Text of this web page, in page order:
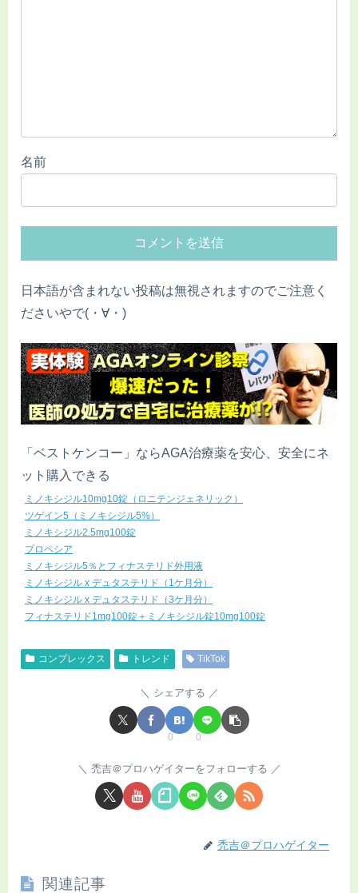
名前
日本語が含まれない投稿は無視されますのでご注意く
ださいやで(・∀・)
「ベストケンコー」ならAGA治療薬を安心、安全にネ
ット購入できる
ミノキシジル10mg10錠（ロニテンジェネリック）
ツゲイン5（ミノキシジル5%）
ミノキシジル2.5mg100錠
プロペシア
ミノキシジル5％とフィナステリド外用液
ミノキシジル x デュタステリド（1ケ月分）
ミノキシジル x デュタステリド（3ケ月分）
フィナステリド1mg100錠＋ミノキシジル錠10mg100錠
コンプレックス トレンド TikTok
シェアする
0 0
禿吉＠プロハゲイターをフォローする
禿吉＠プロハゲイター
関連記事